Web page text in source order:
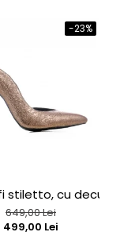
-23%
stiletto, cu decupaj
649,00 Lei
499,00 Lei